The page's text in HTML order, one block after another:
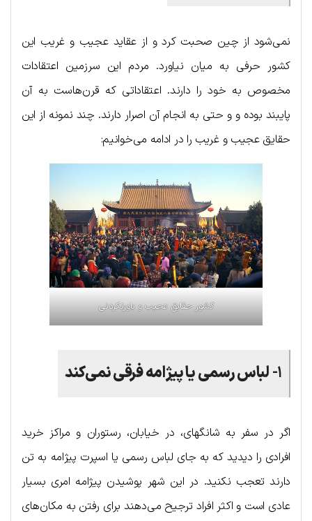
نمی‌شود از چین صحبت کرد و از عقاید عجیب و غریب این
کشور حرفی به میان نیاورد. مردم این سرزمین اعتقادات
مخصوص به خود را دارند. اعتقاداتی که قرن‌هاست به آن
پایبند بوده و و حتی به انجام آن اصرار دارند. چند نمونه از این
حقایق عجیب و غریب را در ادامه می‌خوانیم:
کشور حقایق عجیب و باورنکردنی
۱- لباس رسمی یا پیژامه فرقی نمی‌کند
اگر در سفر به شانگهای، در خیابان، رستوران و مراکز خرید
افرادی را دیدید که به جای لباس رسمی یا اسپرت پیژامه به تن
دارند تعجب نکنید. در این شهر پوشیدن پیژامه امری بسیار
عادی است و اکثر افراد ترجیح می‌دهند برای رفتن به مکان‌های